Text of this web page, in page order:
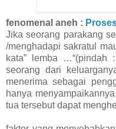
fenomenal aneh :
Jika seorang parakang
/menghadapi sakratul
kata” lemba …“(pindah
seorang dari
menerima sebagai
hanya
tua tersebut dapat